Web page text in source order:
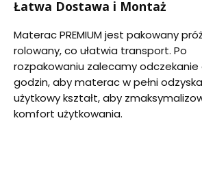
Łatwa Dostawa i Montaż
Materac PREMIUM jest pakowany
rolowany, co ułatwia transport. Po
rozpakowaniu zalecamy odczekanie
godzin, aby materac w pełni
użytkowy kształt, aby
komfort użytkowania.